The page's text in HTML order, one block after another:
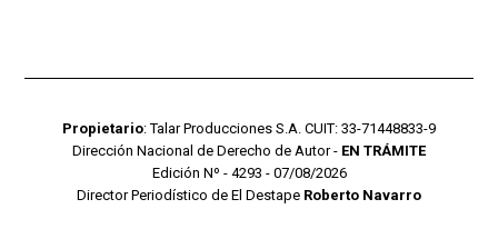
Propietario: Talar Producciones S.A. CUIT: 33-71448833-9
Dirección Nacional de Derecho de Autor - EN TRÁMITE
Edición Nº - 4293 - 07/08/2026
Director Periodístico de El Destape Roberto Navarro